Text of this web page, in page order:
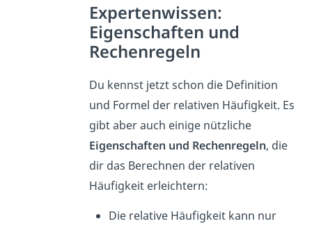
Expertenwissen:
Eigenschaften und
Rechenregeln
Du kennst jetzt schon die Definition
und Formel der relativen Häufigkeit. Es
gibt aber auch einige nützliche
Eigenschaften und Rechenregeln, die
dir das Berechnen der relativen
Häufigkeit erleichtern:
Die relative Häufigkeit kann nur